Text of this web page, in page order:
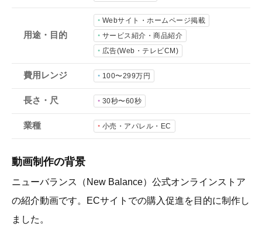
- 動画に関するご相談はこちら -
お問合わせ・無料見積もり
資料ダウンロード
用途・目的
Webサイト・ホームページ掲載
サービス紹介・商品紹介
広告(Web・テレビCM)
費用レンジ 100〜299万円
長さ・尺 30秒〜60秒
業種 小売・アパレル・EC
動画制作の背景
ニューバランス（New Balance）公式オンラインストア
の紹介動画です。ECサイトでの購入促進を目的に制作し
ました。